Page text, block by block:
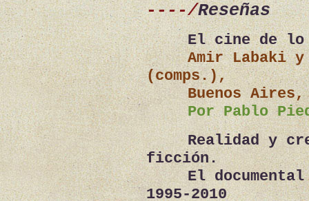
----/Reseñas
El cine de
Amir Labaki y
(comps.),
Buenos
Por Pablo
Realidad y
ficción.
El
1995-2010